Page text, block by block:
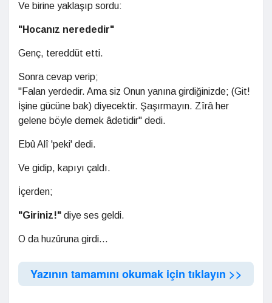
Ve birine yaklaşıp sordu:
"Hocanız nerededir"
Genç, tereddüt etti.
Sonra cevap verip;
"Falan yerdedir. Ama siz Onun yanına girdiğinizde; (Git!
İşine gücüne bak) diyecektir. Şaşırmayın. Zîrâ her
gelene böyle demek âdetidir" dedi.
Ebû Alî 'peki' dedi.
Ve gidip, kapıyı çaldı.
İçerden;
"Giriniz!" diye ses geldi.
O da huzûruna girdi...
Yazının tamamını okumak için tıklayın >>